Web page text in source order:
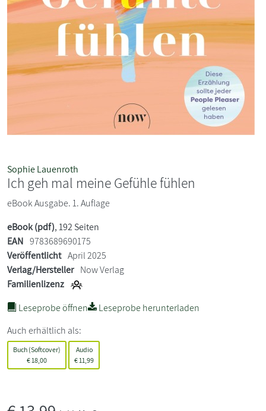
Sophie Lauenroth
Ich geh mal meine Gefühle fühlen
eBook Ausgabe. 1. Auflage
eBook (pdf), 192 Seiten
EAN 9783689690175
Veröffentlicht April 2025
Verlag/Hersteller Now Verlag
Familienlizenz
Leseprobe öffnen
Leseprobe herunterladen
Auch erhältlich als:
Buch (Softcover)
€ 18,00
Audio
€ 11,99